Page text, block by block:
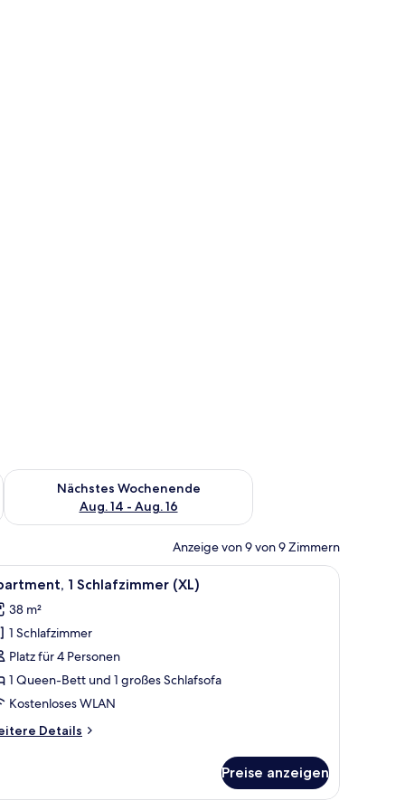
Aug. 7 - Aug. 9.
Nächstes Wochenende
Aug. 14 - Aug. 16
Überprüfe die Verfügbarkeit für nächstes Wochenende, Aug.
Anzeige von 9 von 9 Zimmern
einem Couchtisch mit Fernbedienung und Glas, sowie einem
Ein modernes Wohnzimmer mit einer
13 1 Schlafzimmer (XL)
38 m²
1 Schlafzimmer
Platz für 4 Personen
1 Queen-Bett und 1 großes Schlafsofa
Kostenloses WLAN
Details
Preise anzeigen